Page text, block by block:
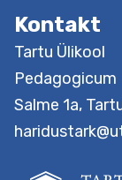
Previous
Next post
Filmiõpe
Kontakt